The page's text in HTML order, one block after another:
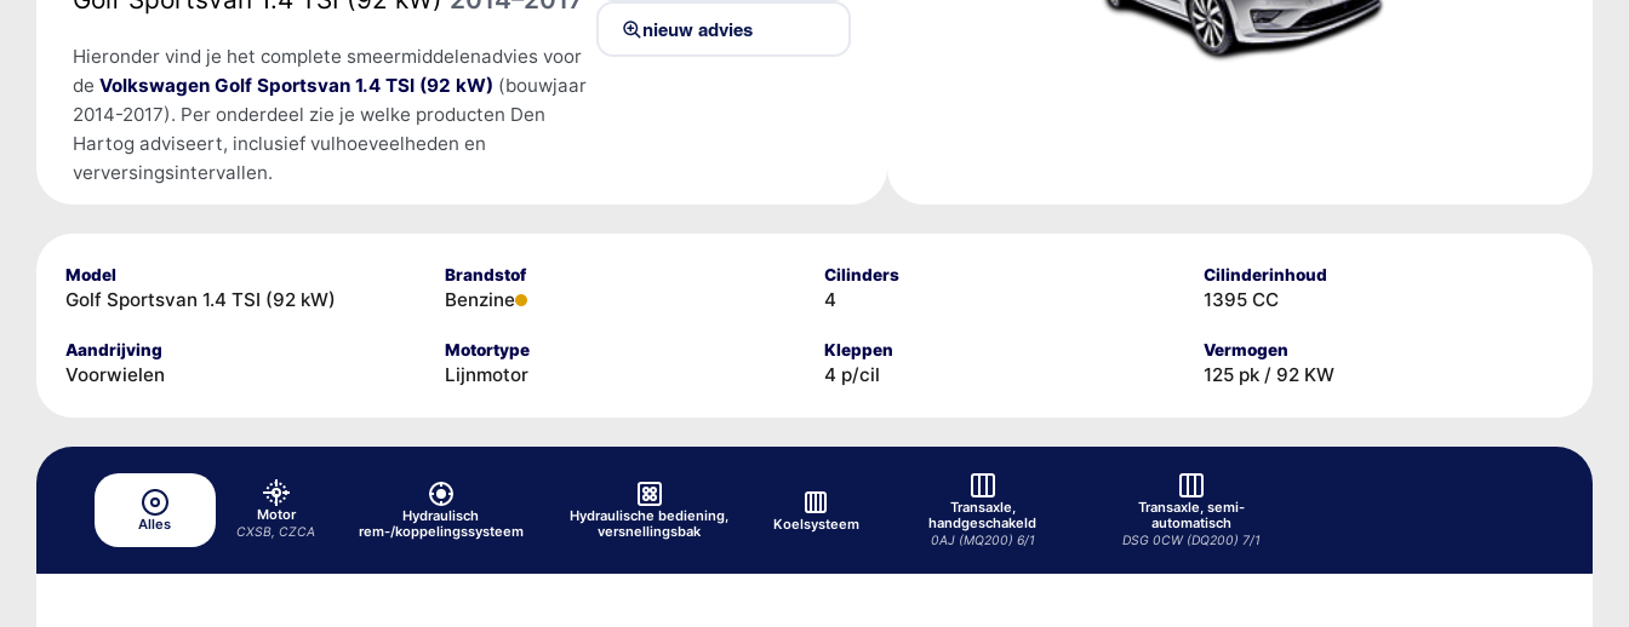
Hieronder vind je het complete smeermiddelenadvies voor
de Volkswagen Golf Sportsvan 1.4 TSI (92 kW) (bouwjaar
2014-2017). Per onderdeel zie je welke producten Den
Hartog adviseert, inclusief vulhoeveelheden en
verversingsintervallen.
nieuw advies
Model
Golf Sportsvan 1.4 TSI (92 kW)
Brandstof
Benzine
Cilinders
4
Cilinderinhoud
1395 CC
Aandrijving
Voorwielen
Motortype
Lijnmotor
Kleppen
4 p/cil
Vermogen
125 pk / 92 KW
Alles
Motor
CXSB, CZCA
Hydraulisch
rem-/koppelingssysteem
Hydraulische bediening,
versnellingsbak
Koelsysteem
Transaxle,
handgeschakeld
0AJ (MQ200) 6/1
Transaxle, semi-
automatisch
DSG 0CW (DQ200) 7/1